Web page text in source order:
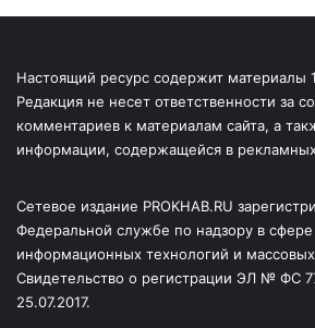
Настоящий ресурс содержит материалы
Редакция не несет ответственности за
комментариев к материалам сайта, а
информации, содержащейся в
Сетевое издание PROKHAB.RU
Федеральной службе по надзору в сфере
информационных технологий и
Свидетельство о регистрации ЭЛ № ФС
25.07.2017.